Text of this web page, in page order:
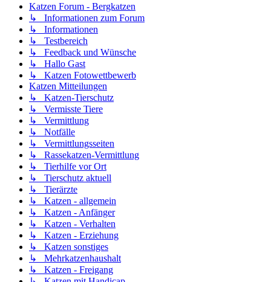
Katzen Forum - Bergkatzen
↳ Informationen zum Forum
↳ Informationen
↳ Testbereich
↳ Feedback und Wünsche
↳ Hallo Gast
↳ Katzen Fotowettbewerb
Katzen Mitteilungen
↳ Katzen-Tierschutz
↳ Vermisste Tiere
↳ Vermittlung
↳ Notfälle
↳ Vermittlungsseiten
↳ Rassekatzen-Vermittlung
↳ Tierhilfe vor Ort
↳ Tierschutz aktuell
↳ Tierärzte
↳ Katzen - allgemein
↳ Katzen - Anfänger
↳ Katzen - Verhalten
↳ Katzen - Erziehung
↳ Katzen sonstiges
↳ Mehrkatzenhaushalt
↳ Katzen - Freigang